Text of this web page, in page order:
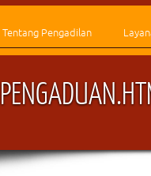
Tentang Pengadilan